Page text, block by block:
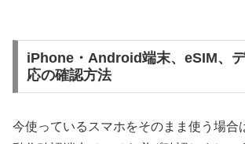
iPhone・Android端末、eSIM、
応の確認方法
今使っているスマホをそのまま使う場合